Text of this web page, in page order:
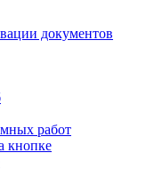
документов
работ
кнопке